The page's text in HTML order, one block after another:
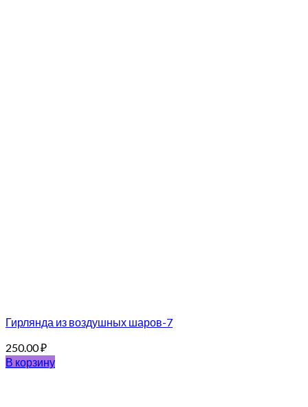
Гирлянда из воздушных шаров-7
250.00₽
В корзину